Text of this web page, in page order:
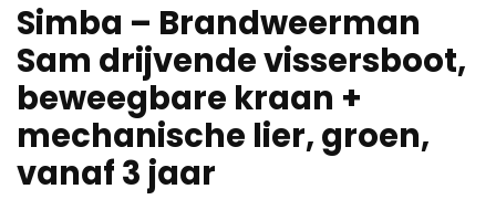
Simba – Brandweerman
Sam drijvende vissersboot,
beweegbare kraan +
mechanische lier, groen,
vanaf 3 jaar